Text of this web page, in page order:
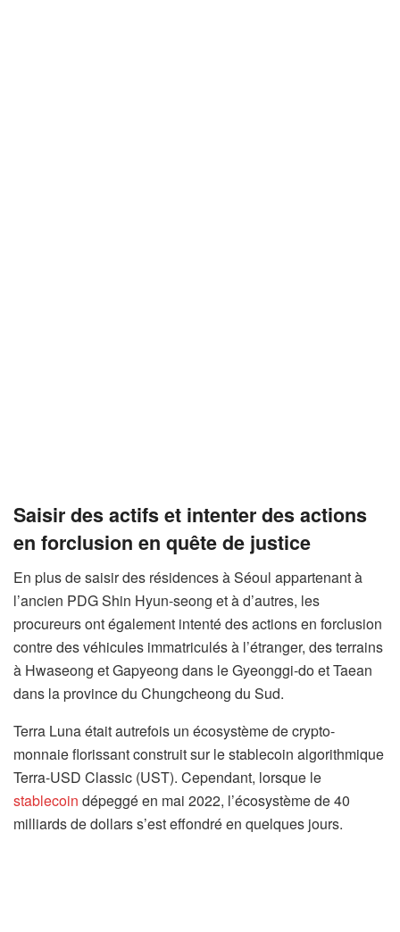
Saisir des actifs et intenter des actions
en forclusion en quête de justice
En plus de saisir des résidences à Séoul appartenant à
l’ancien PDG Shin Hyun-seong et à d’autres, les
procureurs ont également intenté des actions en forclusion
contre des véhicules immatriculés à l’étranger, des terrains
à Hwaseong et Gapyeong dans le Gyeonggi-do et Taean
dans la province du Chungcheong du Sud.
Terra Luna était autrefois un écosystème de crypto-
monnaie florissant construit sur le stablecoin algorithmique
Terra-USD Classic (UST). Cependant, lorsque le
stablecoin dépeggé en mai 2022, l’écosystème de 40
milliards de dollars s’est effondré en quelques jours.